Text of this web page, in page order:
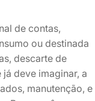
de contas,
ou destinada
descarte de
deve imaginar, a
manutenção, e